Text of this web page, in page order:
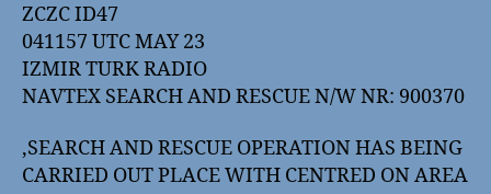
ZCZC ID47
041157 UTC MAY 23
IZMIR TURK RADIO
NAVTEX SEARCH AND RESCUE N/W NR: 900370
‚SEARCH AND RESCUE OPERATION HAS BEING
CARRIED OUT PLACE WITH CENTRED ON AREA